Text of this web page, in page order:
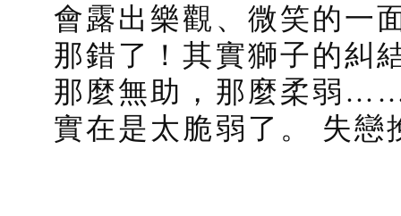
會露出樂觀、微笑的一
那錯了！其實獅子的糾
那麼無助，那麼柔弱
實在是太脆弱了。 失戀